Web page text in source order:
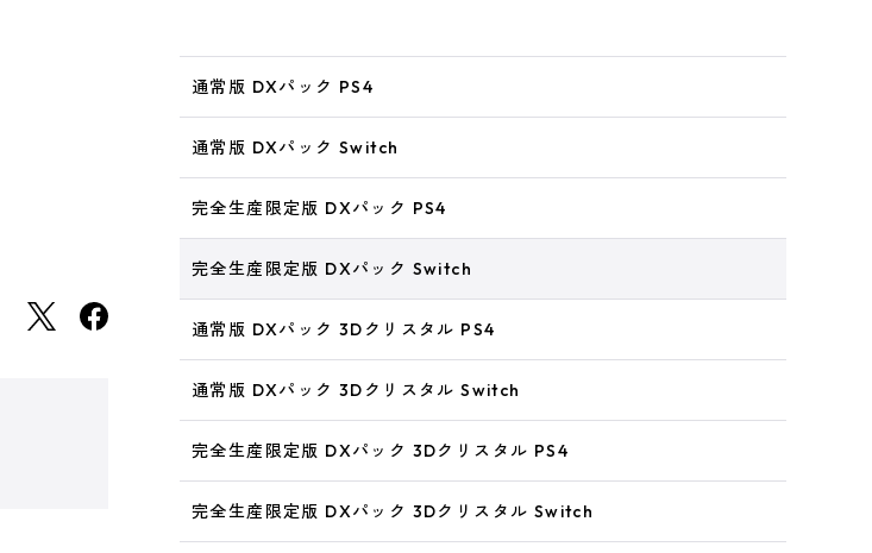
通常版 DXパック PS4
通常版 DXパック Switch
完全生産限定版 DXパック PS4
完全生産限定版 DXパック Switch
通常版 DXパック 3Dクリスタル PS4
通常版 DXパック 3Dクリスタル Switch
完全生産限定版 DXパック 3Dクリスタル PS4
完全生産限定版 DXパック 3Dクリスタル Switch